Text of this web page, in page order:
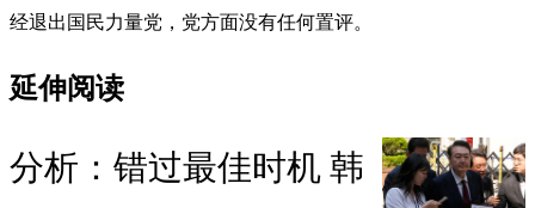
经退出国民力量党，党方面没有任何置评。
延伸阅读
分析：错过最佳时机 韩